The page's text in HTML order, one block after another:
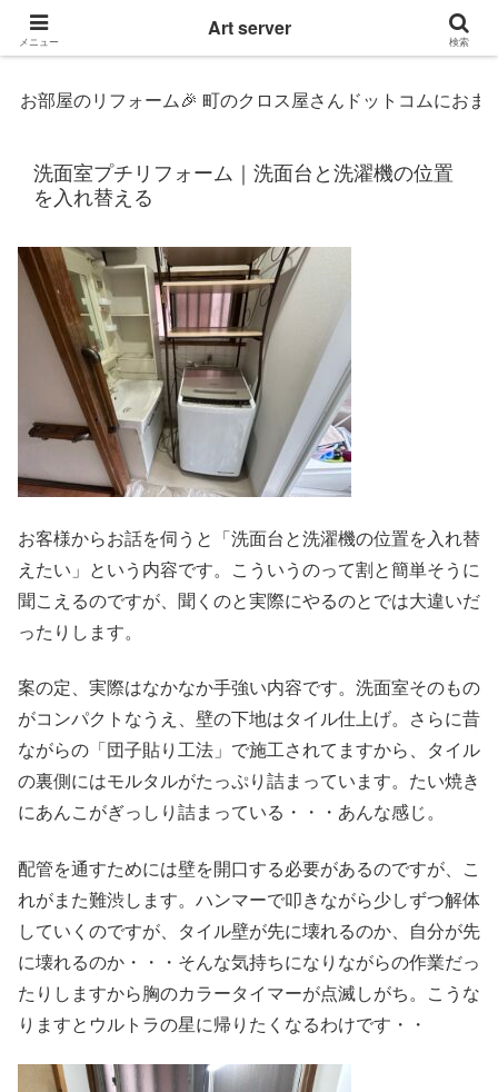
屋のリフォーム🎉 町のクロス屋さんドットコムにおまかせ
洗面室プチリフォーム｜洗面台と洗濯機の位置
を入れ替える
お客様からお話を伺うと「洗面台と洗濯機の位置を入れ替
えたい」という内容です。こういうのって割と簡単そうに
聞こえるのですが、聞くのと実際にやるのとでは大違いだ
ったりします。
案の定、実際はなかなか手強い内容です。洗面室そのもの
がコンパクトなうえ、壁の下地はタイル仕上げ。さらに昔
ながらの「団子貼り工法」で施工されてますから、タイル
の裏側にはモルタルがたっぷり詰まっています。たい焼き
にあんこがぎっしり詰まっている・・・あんな感じ。
配管を通すためには壁を開口する必要があるのですが、こ
れがまた難渋します。ハンマーで叩きながら少しずつ解体
していくのですが、タイル壁が先に壊れるのか、自分が先
に壊れるのか・・・そんな気持ちになりながらの作業だっ
たりしますから胸のカラータイマーが点滅しがち。こうな
りますとウルトラの星に帰りたくなるわけです・・
メニュー
Art server
検索